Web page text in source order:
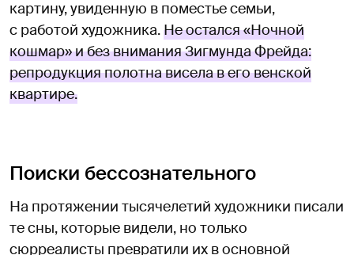
картину, увиденную в поместье семьи,
с работой художника.Не остался «Ночной
кошмар» и без внимания Зигмунда Фрейда:
репродукция полотна висела в его венской
квартире.
Поиски бессознательного
На протяжении тысячелетий художники писали
те сны, которые видели, но только
сюрреалисты превратили их в основной